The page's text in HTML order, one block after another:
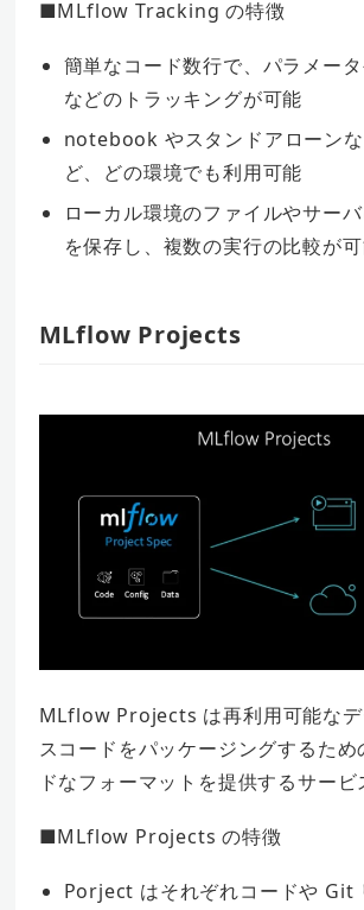
■MLflow Tracking の特徴
簡単なコード数行で、パラメー
などのトラッキングが可能
notebook やスタンドアローン
ど、どの環境でも利用可能
ローカル環境のファイルやサー
を保存し、複数の実行の比較が
MLflow Projects
MLflow Projects は再利用可能なデ
スコードをパッケージングするため
ドなフォーマットを提供するサービ
■MLflow Projects の特徴
Porject はそれぞれコードや Git